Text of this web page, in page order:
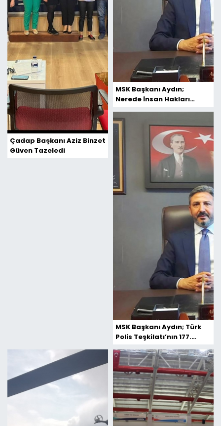
Çadap Başkanı Aziz Binzet
Güven Tazeledi
MSK Başkanı Aydın;
Nerede İnsan Hakları
MSK Başkanı Aydın; Türk
Polis Teşkilatı’nın 177.
Olsun